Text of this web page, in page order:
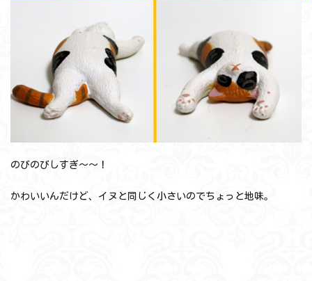
のびのびしすぎ～～！
かわいいんだけど、イヌと同じく小さいのでちょっと地味。